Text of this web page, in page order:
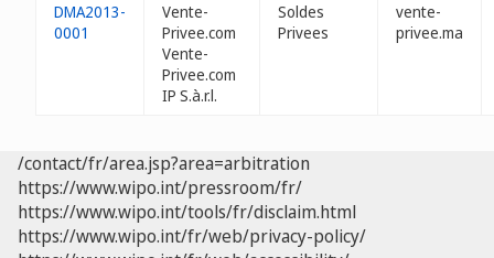
DMA2013-
0001
Vente-
Privee.com
Vente-
Privee.com
IP S.à.r.l.
Soldes
Privees
vente-
privee.ma
/contact/fr/area.jsp?area=arbitration
https://www.wipo.int/pressroom/fr/
https://www.wipo.int/tools/fr/disclaim.html
https://www.wipo.int/fr/web/privacy-policy/